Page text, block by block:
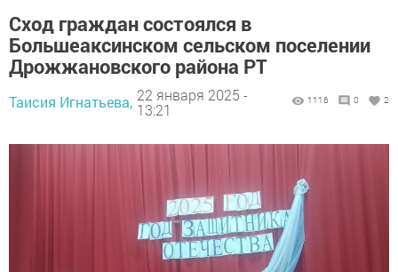
Сход граждан состоялся в
Большеаксинском сельском поселении
Дрожжановского района РТ
Таисия Игнатьева, 22 января 2025 -
13:21
1116 0 2